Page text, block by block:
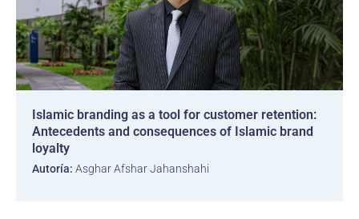
Islamic branding as a tool for customer retention:
Antecedents and consequences of Islamic brand
loyalty
Autoría: Asghar Afshar Jahanshahi